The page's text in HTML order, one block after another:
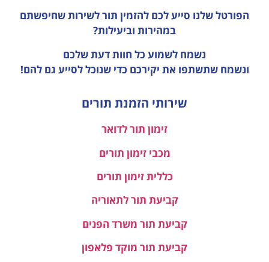
הפורטל שלנו סייע לכם להזמין תור לשירות שחיפשתם
במהירות וביעילות?
נשמח לשמוע כל חוות דעתשלכם
ונשמח שתשתפו את יקירכם כדי שנוכל לסייע גם להם!
שירותי הזמנת תורים
זימון תור לדואר
מכבי זימון תורים
כללית זימון תורים
קביעת תור לתאוריה
קביעת תור משרד הפנים
קביעת תור מוקד פלאפון